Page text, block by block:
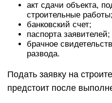
акт сдачи объекта,
строительные работы;
банковский счет;
паспорта заявителей;
брачное
развода.
Подать заявку на
предстоит после